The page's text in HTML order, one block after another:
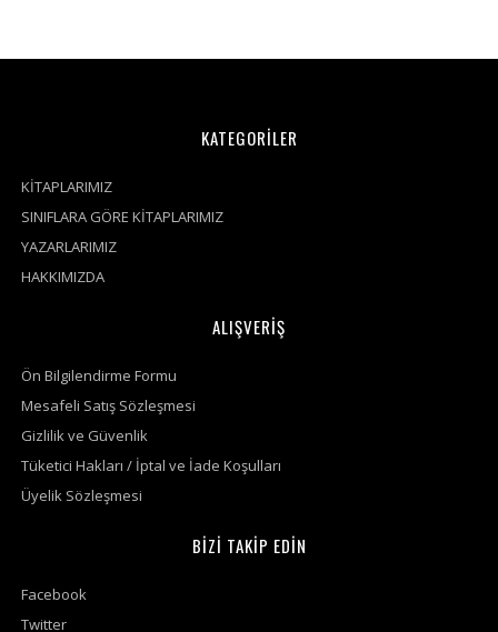
KATEGORİLER
KİTAPLARIMIZ
SINIFLARA GÖRE KİTAPLARIMIZ
YAZARLARIMIZ
HAKKIMIZDA
ALIŞVERİŞ
Ön Bilgilendirme Formu
Mesafeli Satış Sözleşmesi
Gizlilik ve Güvenlik
Tüketici Hakları / İptal ve İade Koşulları
Üyelik Sözleşmesi
BİZİ TAKİP EDİN
Facebook
Twitter